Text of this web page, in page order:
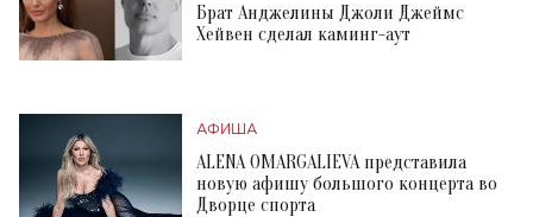
Брат Анджелины Джоли Джеймс
Хейвен сделал каминг-аут
АФИША
ALENA OMARGALIEVA представила
новую афишу большого концерта во
Дворце спорта